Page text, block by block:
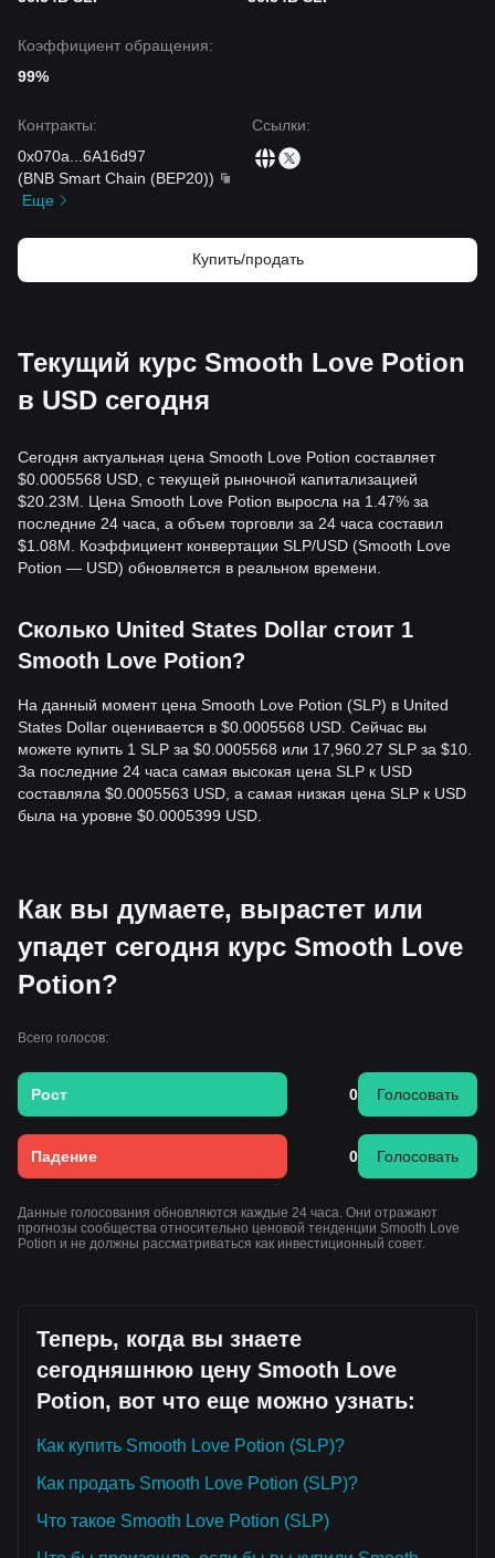
Коэффициент обращения:
99%
Контракты:
0x070a
6A16d97
(BNB Smart Chain (BEP20))
Еще
Ссылки:
Купить/продать
Текущий курс Smooth Love Potion
в USD сегодня
Сегодня актуальная цена Smooth Love Potion составляет
$0.0005568 USD, с текущей рыночной капитализацией
$20.23M. Цена Smooth Love Potion выросла на 1.47% за
последние 24 часа, а объем торговли за 24 часа составил
$1.08M. Коэффициент конвертации SLP/USD (Smooth Love
Potion — USD) обновляется в реальном времени.
Сколько United States Dollar стоит 1
Smooth Love Potion?
На данный момент цена Smooth Love Potion (SLP) в United
States Dollar оценивается в $0.0005568 USD. Сейчас вы
можете купить 1 SLP за $0.0005568 или 17,960.27 SLP за $10.
За последние 24 часа самая высокая цена SLP к USD
составляла $0.0005563 USD, а самая низкая цена SLP к USD
была на уровне $0.0005399 USD.
Как вы думаете, вырастет или
упадет сегодня курс Smooth Love
Potion?
Всего голосов:
Рост 0 Голосовать
Падение 0 Голосовать
Данные голосования обновляются каждые 24 часа. Они отражают
прогнозы сообщества относительно ценовой тенденции Smooth Love
Potion и не должны рассматриваться как инвестиционный совет.
Теперь, когда вы знаете
сегодняшнюю цену Smooth Love
Potion, вот что еще можно узнать:
Как купить Smooth Love Potion (SLP)?
Как продать Smooth Love Potion (SLP)?
Что такое Smooth Love Potion (SLP)